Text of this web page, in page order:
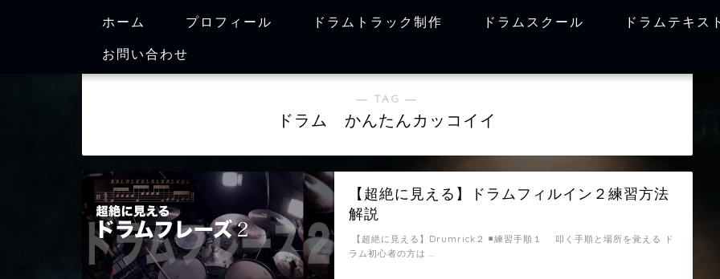
ホーム プロフィール ドラムトラック制作 ドラムスクール
ドラムテキス
お問い合わせ
― TAG ―
ドラム かんたんカッコイイ
【超絶に見える】ドラムフィルイン２練習方法
解説
【超絶に見える】Drumrick２ ◾️練習手順１ 叩く手順と場所を覚える ド
ラム初心者の方は …